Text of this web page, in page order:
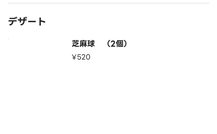
デザート
芝麻球 （2個）
¥520